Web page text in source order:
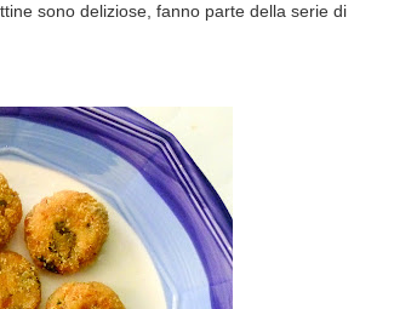
sono deliziose, fanno parte della serie di